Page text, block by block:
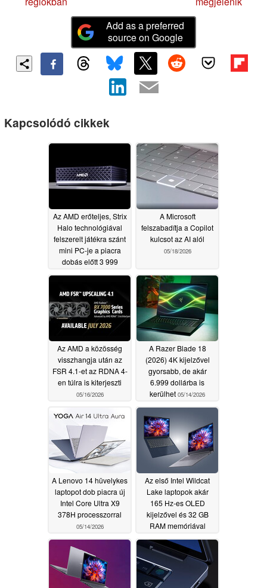
Add as a preferred
source on Google
Kapcsolódó cikkek
Az AMD erőteljes, Strix
Halo technológiával
felszerelt játékra szánt
mini PC-je a piacra
dobás előtt 3 999
A Microsoft
felszabadítja a Copilot
kulcsot az AI alól
05/18/2026
Az AMD a közösség
visszhangja után az
FSR 4.1-et az RDNA 4-
en túlra is kiterjeszti
05/16/2026
A Razer Blade 18
(2026) 4K kijelzővel
gyorsabb, de akár
6.999 dollárba is
kerülhet 05/14/2026
A Lenovo 14 hüvelykes
laptopot dob piacra új
Intel Core Ultra X9
378H processzorral
05/14/2026
Az első Intel Wildcat
Lake laptopok akár
165 Hz-es OLED
kijelzővel és 32 GB
RAM memóriával
05/14/2026